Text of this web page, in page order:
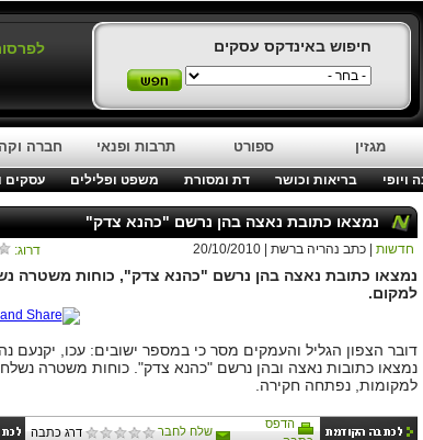
חיפוש באינדקס עסקים
מגזין ספורט תרבות ופנאי חברה
ויופי בריאות וכושר דת ומסורת משפט ופלילים עסקים
נמצאו כתובת נאצה בהן נרשם "כהנא צדק"
דרוג: חדשות | כתב נהריה ברשת | 20/10/2010
נמצאו כתובת נאצה בהן נרשם "כהנא צדק", כוחות משטרה
למקום.
דובר הצפון הגליל והעמקים מסר כי במספר ישובים: עכו, יקנעם
נמצאו כתובות נאצה ובהן נרשם "כהנא צדק". כוחות משטרה
למקומות, נפתחה חקירה.
הדפס
שלח לחבר דרג כתבה